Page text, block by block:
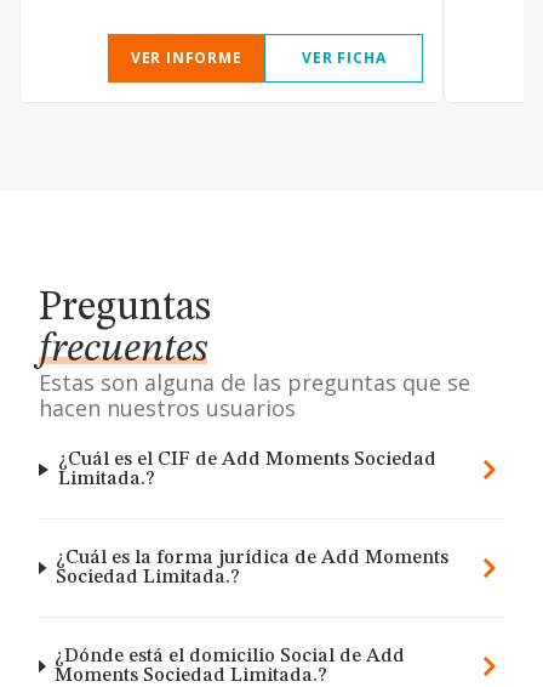
VER INFORME VER FICHA
Preguntas
frecuentes
Estas son alguna de las preguntas que se
hacen nuestros usuarios
¿Cuál es el CIF de Add Moments Sociedad
Limitada.?
¿Cuál es la forma jurídica de Add Moments
Sociedad Limitada.?
¿Dónde está el domicilio Social de Add
Moments Sociedad Limitada.?